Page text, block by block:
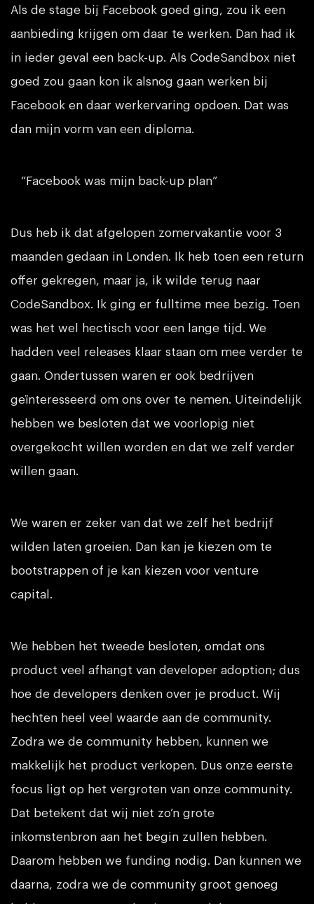
Als de stage bij Facebook goed ging, zou ik een
aanbieding krijgen om daar te werken. Dan had ik
in ieder geval een back-up. Als CodeSandbox niet
goed zou gaan kon ik alsnog gaan werken bij
Facebook en daar werkervaring opdoen. Dat was
dan mijn vorm van een diploma.
“Facebook was mijn back-up plan”
Dus heb ik dat afgelopen zomervakantie voor 3
maanden gedaan in Londen. Ik heb toen een return
offer gekregen, maar ja, ik wilde terug naar
CodeSandbox. Ik ging er fulltime mee bezig. Toen
was het wel hectisch voor een lange tijd. We
hadden veel releases klaar staan om mee verder te
gaan. Ondertussen waren er ook bedrijven
geïnteresseerd om ons over te nemen. Uiteindelijk
hebben we besloten dat we voorlopig niet
overgekocht willen worden en dat we zelf verder
willen gaan.
We waren er zeker van dat we zelf het bedrijf
wilden laten groeien. Dan kan je kiezen om te
bootstrappen of je kan kiezen voor venture
capital.
We hebben het tweede besloten, omdat ons
product veel afhangt van developer adoption; dus
hoe de developers denken over je product. Wij
hechten heel veel waarde aan de community.
Zodra we de community hebben, kunnen we
makkelijk het product verkopen. Dus onze eerste
focus ligt op het vergroten van onze community.
Dat betekent dat wij niet zo’n grote
inkomstenbron aan het begin zullen hebben.
Daarom hebben we funding nodig. Dan kunnen we
daarna, zodra we de community groot genoeg